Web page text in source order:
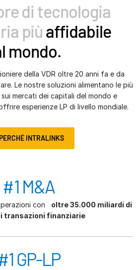
di tecnologia
piùaffidabile
mondo.
della VDR oltre 20 anni fa e da
Le nostre soluzioni alimentano le più
mercati dei capitali del mondo e
esperienze LP di livello mondiale.
INTRALINKS
#1 M&A
con oltre 35.000 miliardi di
transazioni finanziarie
GP-LP